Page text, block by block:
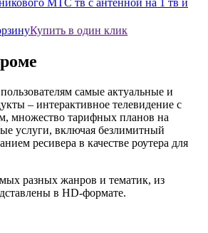
МТС тв с антенной на 1 тв и
Купить в один клик
самые актуальные и
– интерактивное телевидение с
множество тарифных планов на
услуги, включая безлимитный
ресивера в качестве роутера для
разных жанров и тематик, из
в HD-формате.